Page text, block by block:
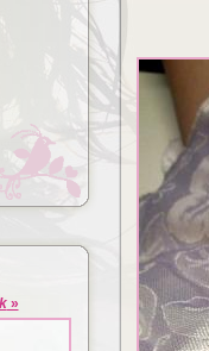
Lézeres
dúsítás
»